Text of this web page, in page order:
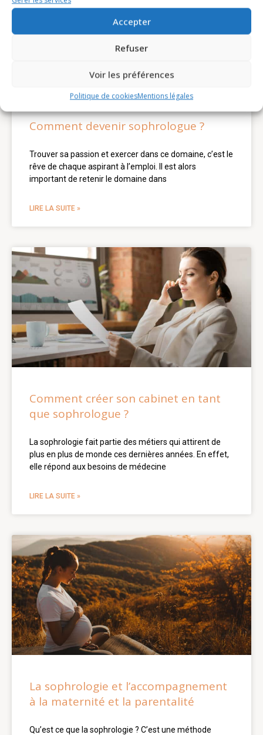
Accepter
Refuser
Voir les préférences
Politique de cookiesMentions légales
Comment devenir sophrologue ?
Trouver sa passion et exercer dans ce domaine, c’est le
rêve de chaque aspirant à l’emploi. Il est alors
important de retenir le domaine dans
LIRE LA SUITE »
Comment créer son cabinet en tant
que sophrologue ?
La sophrologie fait partie des métiers qui attirent de
plus en plus de monde ces dernières années. En effet,
elle répond aux besoins de médecine
LIRE LA SUITE »
La sophrologie et l’accompagnement
à la maternité et la parentalité
Qu’est ce que la sophrologie ? C’est une méthode